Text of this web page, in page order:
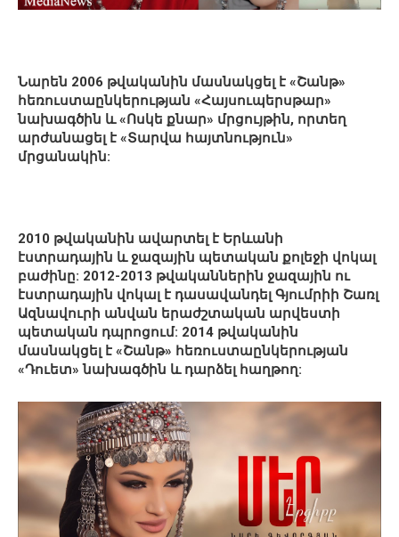
Նարեն 2006 թվականին մասնակցել է «Շանթ»
հեռուստաընկերության «Հայսուպերսթար»
նախագծին և «Ոսկե քնար» մրցույթին, որտեղ
արժանացել է «Տարվա հայտնություն»
մրցանակին:
2010 թվականին ավարտել է Երևանի
էստրադային և ջազային պետական քոլեջի վոկալ
բաժինը: 2012-2013 թվականներին ջազային ու
էստրադային վոկալ է դասավանդել Գյումրիի Շառլ
Ազնավուրի անվան երաժշտական արվեստի
պետական դպրոցում: 2014 թվականին
մասնակցել է «Շանթ» հեռուստաընկերության
«Դուետ» նախագծին և դարձել հաղթող: